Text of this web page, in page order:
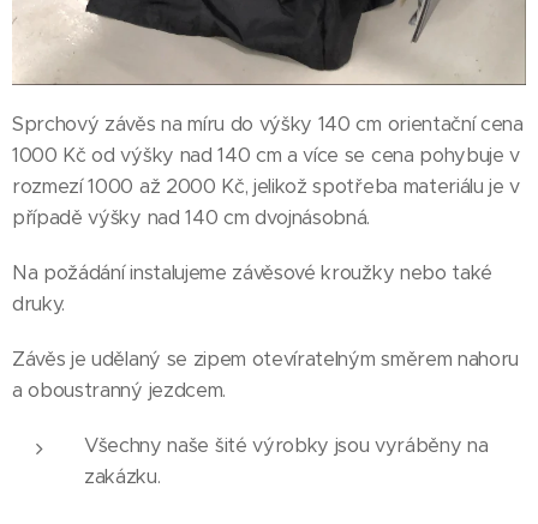
Sprchový závěs na míru do výšky 140 cm orientační cena
1000 Kč od výšky nad 140 cm a více se cena pohybuje v
rozmezí 1000 až 2000 Kč, jelikož spotřeba materiálu je v
případě výšky nad 140 cm dvojnásobná.
Na požádání instalujeme závěsové kroužky nebo také
druky.
Závěs je udělaný se zipem otevíratelným směrem nahoru
a oboustranný jezdcem.
Všechny naše šité výrobky jsou vyráběny na
zakázku.